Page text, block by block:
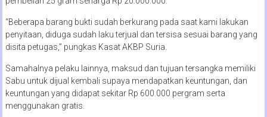
“Beberapa barang bukti sudah berkurang pada saat kami lakukan
penyitaan, diduga sudah laku terjual dan tersisa sesuai barang yang
disita petugas,” pungkas Kasat AKBP Suria.
Samahalnya pelaku lainnya, maksud dan tujuan tersangka memiliki
Sabu untuk dijual kembali supaya mendapatkan keuntungan, dan
keuntungan yang didapat sekitar Rp 600.000 pergram serta
menggunakan gratis.